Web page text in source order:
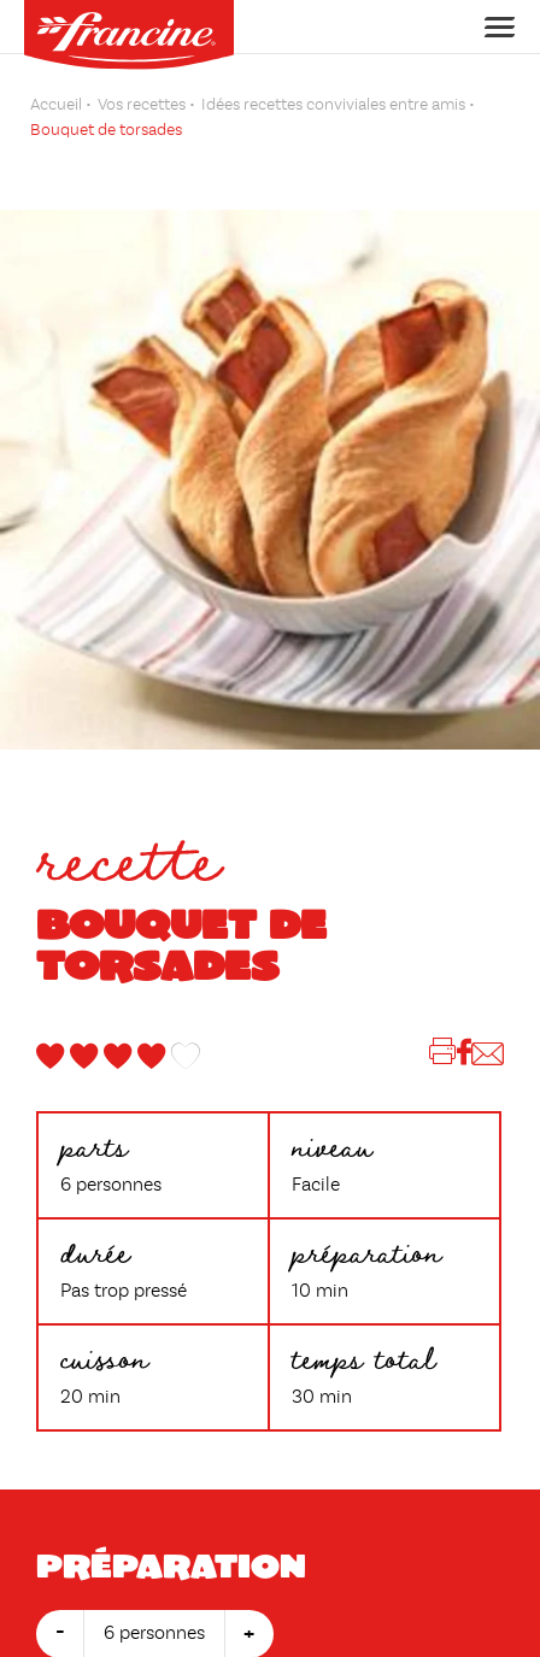
Accueil Vos recettes
Idées recettes conviviales entre amis
Bouquet de torsades
recette
BOUQUET DE
TORSADES
parts
6 personnes
niveau
Facile
durée
Pas trop pressé
préparation
10 min
cuisson
20 min
temps total
30 min
Préparation
- 6 personnes +